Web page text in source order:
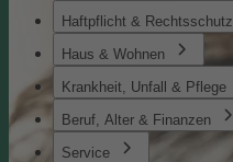
Haftpflicht & Rechtsschutz
Haus & Wohnen
Krankheit, Unfall & Pflege
Beruf, Alter & Finanzen
Service